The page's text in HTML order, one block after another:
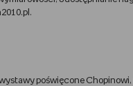
poświęcone